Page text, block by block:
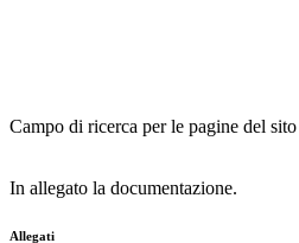
Campo di ricerca per le pagine del sito
In allegato la documentazione.
Allegati